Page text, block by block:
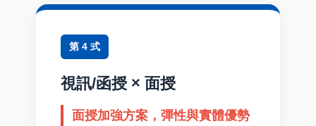
第 4 式
視訊/函授 × 面授
面授加強方案，彈性與實體優勢